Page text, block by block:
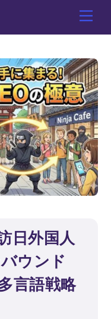
日外国人
ウンド
言語戦略